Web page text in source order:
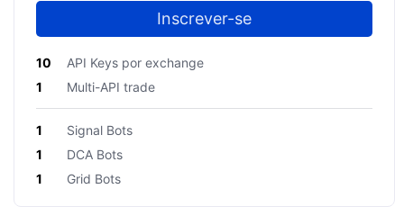
Inscrever-se
10
API Keys por exchange
1
Multi-API trade
1
Signal Bots
1
DCA Bots
1
Grid Bots